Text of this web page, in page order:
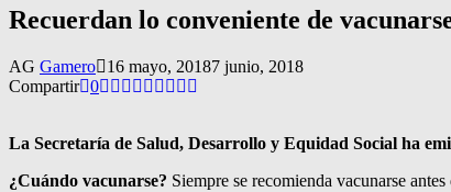
Recuerdan lo conveniente de
AG Gamero 16 mayo, 20187 junio, 2018
Compartir 0
La Secretaría de Salud, Desarrollo y Equidad Social ha
¿Cuándo vacunarse? Siempre se recomienda vacunarse